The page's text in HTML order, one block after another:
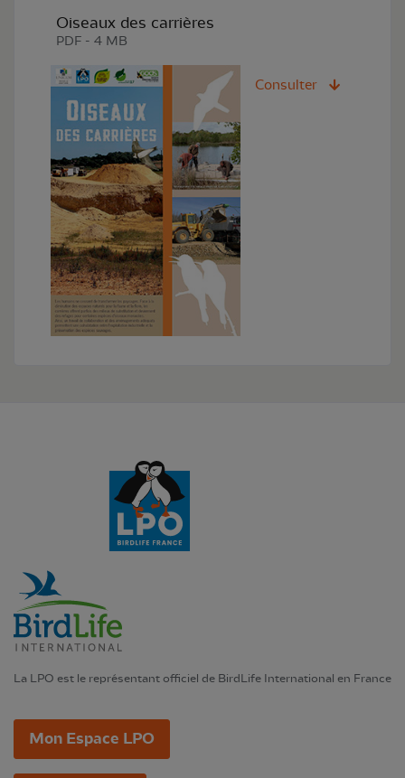
Oiseaux des carrières
PDF - 4 MB
Consulter
La LPO est le représentant officiel de BirdLife International en France
Mon Espace LPO